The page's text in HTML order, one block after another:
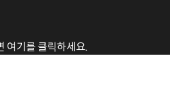
여기를 클릭하세요.